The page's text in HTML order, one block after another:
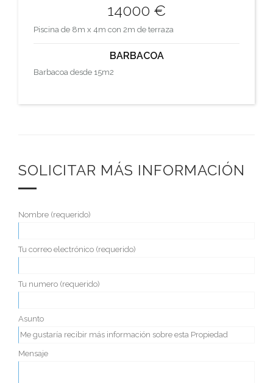
14000 €
Piscina de 8m x 4m con 2m de terraza
BARBACOA
Barbacoa desde 15m2
SOLICITAR MÁS INFORMACIÓN
Nombre (requerido)
Tu correo electrónico (requerido)
Tu numero (requerido)
Asunto
Mensaje